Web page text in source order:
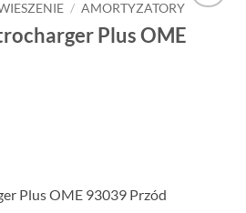
Dodaj do
obserwowanych
/ AMORTYZATORY
Plus OME
Plus OME 93039 Przód